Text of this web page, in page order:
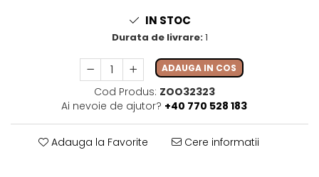
IN STOC
Durata de livrare:1
ADAUGA IN COS
Cod Produs: ZOO32323
Ai nevoie de ajutor? +40 770 528 183
Adauga la Favorite Cere informatii